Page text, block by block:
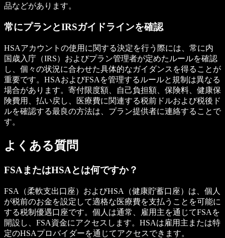
品などがあります。
常にプランとIRSガイドラインを確認
HSAアカウントの使用に関する決定を行う際には、常に内
国歳入庁（IRS）およびプラン管理者が定めたルールを確認
し、個々の状況に合わせた具体的なガイダンスを得ることが
重要です。HSAおよびFSAを管理するルールと規制は異なる
場合があります。寄付限度額、自己負担額、保険料、健康保
険費用、払い戻し、医療費に関連する税前ドルおよび税後ド
ルを確認する最良の方法は、プラン提供者に連絡することで
す。
よくある質問
FSAまたはHSAとは何ですか？
FSA（柔軟支出口座）およびHSA（健康貯蓄口座）は、個人
が税前のお金を設定して適格な医療費を支払うことを可能に
する税制優遇口座です。個人は通常、雇用主を通じてFSAを
開設し、FSA資金にアクセスします。HSAは雇用主または特
定のHSAプロバイダーを通じてアクセスできます。